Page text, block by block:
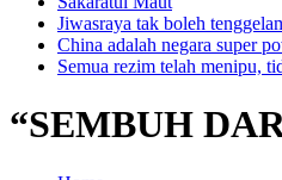
Jiwasraya tak boleh
China adalah negara super
Semua rezim telah menipu,
“SEMBUH